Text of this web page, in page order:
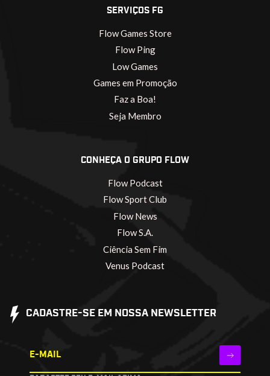
SERVIÇOS FG
Flow Games Store
Flow Ping
Low Games
Games em Promoção
Faz a Boa!
Seja Membro
CONHEÇA O GRUPO FLOW
Flow Podcast
Flow Sport Club
Flow News
Flow S.A.
Ciência Sem Fim
Venus Podcast
CADASTRE-SE EM NOSSA NEWSLETTER
E-MAIL